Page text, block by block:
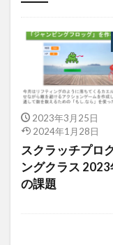
2023年3月25日
2024年1月28日
スクラッチプロ
ングクラス 2023
の課題